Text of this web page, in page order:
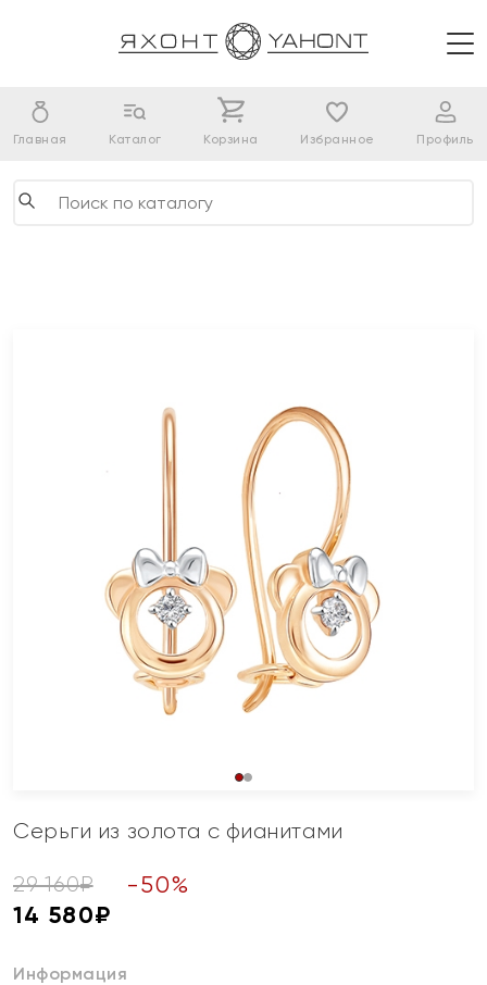
Главная Каталог Корзина Избранное Профиль
Серьги из золота с фианитами
29 160₽ -50%
14 580₽
Информация